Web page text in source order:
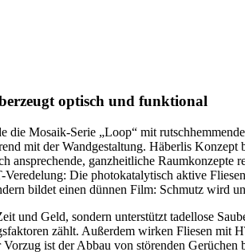
optisch und funktional
die Mosaik-Serie „Loop“ mit
mit der Wandgestaltung. Häberlis Konzept
ansprechende, ganzheitliche Raumkonzepte
Die photokatalytisch aktive
bildet einen dünnen Film: Schmutz wird
und Geld, sondern unterstützt tadellose
zählt. Außerdem wirken Fliesen mit
ist der Abbau von störenden Gerüchen